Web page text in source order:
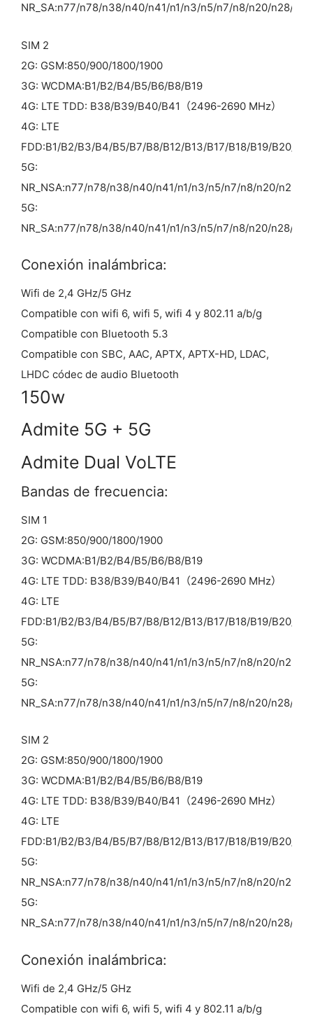
NR_SA:n77/n78/n38/n40/n41/n1/n3/n5/n7/n8/n20/n28/n66
SIM 2
2G: GSM:850/900/1800/1900
3G: WCDMA:B1/B2/B4/B5/B6/B8/B19
4G: LTE TDD: B38/B39/B40/B41（2496-2690 MHz）
4G: LTE
FDD:B1/B2/B3/B4/B5/B7/B8/B12/B13/B17/B18/B19/B20/
5G:
NR_NSA:n77/n78/n38/n40/n41/n1/n3/n5/n7/n8/n20/n28/
5G:
NR_SA:n77/n78/n38/n40/n41/n1/n3/n5/n7/n8/n20/n28/n66
Conexión inalámbrica:
Wifi de 2,4 GHz/5 GHz
Compatible con wifi 6, wifi 5, wifi 4 y 802.11 a/b/g
Compatible con Bluetooth 5.3
Compatible con SBC, AAC, APTX, APTX-HD, LDAC,
LHDC códec de audio Bluetooth
150w
Admite 5G + 5G
Admite Dual VoLTE
Bandas de frecuencia:
SIM 1
2G: GSM:850/900/1800/1900
3G: WCDMA:B1/B2/B4/B5/B6/B8/B19
4G: LTE TDD: B38/B39/B40/B41（2496-2690 MHz）
4G: LTE
FDD:B1/B2/B3/B4/B5/B7/B8/B12/B13/B17/B18/B19/B20/
5G:
NR_NSA:n77/n78/n38/n40/n41/n1/n3/n5/n7/n8/n20/n28/
5G:
NR_SA:n77/n78/n38/n40/n41/n1/n3/n5/n7/n8/n20/n28/n66
SIM 2
2G: GSM:850/900/1800/1900
3G: WCDMA:B1/B2/B4/B5/B6/B8/B19
4G: LTE TDD: B38/B39/B40/B41（2496-2690 MHz）
4G: LTE
FDD:B1/B2/B3/B4/B5/B7/B8/B12/B13/B17/B18/B19/B20/
5G:
NR_NSA:n77/n78/n38/n40/n41/n1/n3/n5/n7/n8/n20/n28/
5G:
NR_SA:n77/n78/n38/n40/n41/n1/n3/n5/n7/n8/n20/n28/n66
Conexión inalámbrica:
Wifi de 2,4 GHz/5 GHz
Compatible con wifi 6, wifi 5, wifi 4 y 802.11 a/b/g